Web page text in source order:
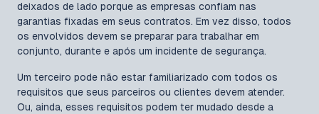
deixados de lado porque as empresas confiam nas
garantias fixadas em seus contratos. Em vez disso, todos
os envolvidos devem se preparar para trabalhar em
conjunto, durante e após um incidente de segurança.
Um terceiro pode não estar familiarizado com todos os
requisitos que seus parceiros ou clientes devem atender.
Ou, ainda, esses requisitos podem ter mudado desde a